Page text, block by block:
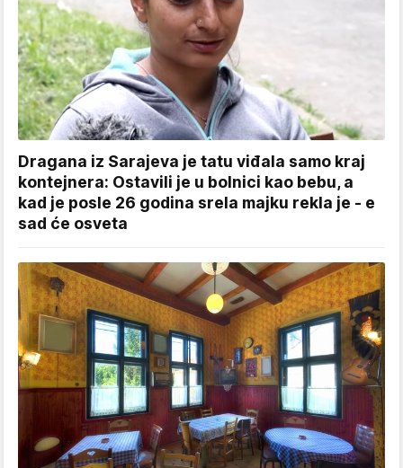
Dragana iz Sarajeva je tatu viđala samo kraj
kontejnera: Ostavili je u bolnici kao bebu, a
kad je posle 26 godina srela majku rekla je - e
sad će osveta